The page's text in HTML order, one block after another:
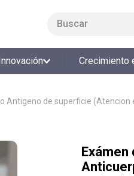
Crecimiento
Antigeno de superficie (Atencion
Exámen